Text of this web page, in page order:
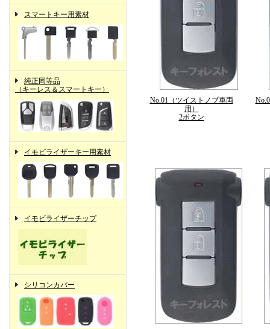
スマートキー用素材
純正同等品
（キーレス＆スマートキー）
イモビライザーキー用素材
イモビライザーチップ
シリコンカバー
No.01（ツイストノブ車両
用）
2ボタン